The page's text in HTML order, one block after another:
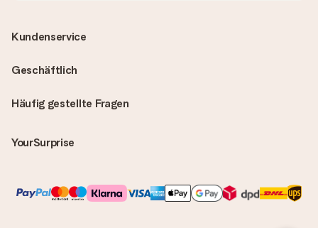
Häufig gestellte Fragen
YourSurprise
Kundenservice
Geschäftlich